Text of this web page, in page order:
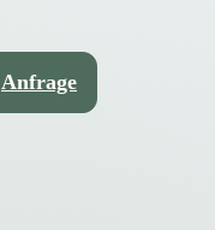
Anfrage